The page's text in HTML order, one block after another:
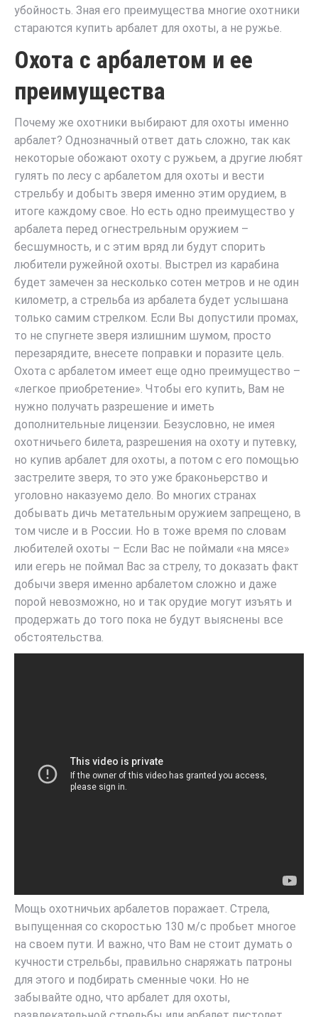
убойность. Зная его преимущества многие охотники
стараются купить арбалет для охоты, а не ружье.
Охота с арбалетом и ее
преимущества
Почему же охотники выбирают для охоты именно
арбалет? Однозначный ответ дать сложно, так как
некоторые обожают охоту с ружьем, а другие любят
гулять по лесу с арбалетом для охоты и вести
стрельбу и добыть зверя именно этим орудием, в
итоге каждому свое. Но есть одно преимущество у
арбалета перед огнестрельным оружием –
бесшумность, и с этим вряд ли будут спорить
любители ружейной охоты. Выстрел из карабина
будет замечен за несколько сотен метров и не один
километр, а стрельба из арбалета будет услышана
только самим стрелком. Если Вы допустили промах,
то не спугнете зверя излишним шумом, просто
перезарядите, внесете поправки и поразите цель.
Охота с арбалетом имеет еще одно преимущество –
«легкое приобретение». Чтобы его купить, Вам не
нужно получать разрешение и иметь
дополнительные лицензии. Безусловно, не имея
охотничьего билета, разрешения на охоту и путевку,
но купив арбалет для охоты, а потом с его помощью
застрелите зверя, то это уже браконьерство и
уголовно наказуемо дело. Во многих странах
добывать дичь метательным оружием запрещено, в
том числе и в России. Но в тоже время по словам
любителей охоты – Если Вас не поймали «на мясе»
или егерь не поймал Вас за стрелу, то доказать факт
добычи зверя именно арбалетом сложно и даже
порой невозможно, но и так орудие могут изъять и
продержать до того пока не будут выяснены все
обстоятельства.
Мощь охотничьих арбалетов поражает. Стрела,
выпущенная со скоростью 130 м/с пробьет многое
на своем пути. И важно, что Вам не стоит думать о
кучности стрельбы, правильно снаряжать патроны
для этого и подбирать сменные чоки. Но не
забывайте одно, что арбалет для охоты,